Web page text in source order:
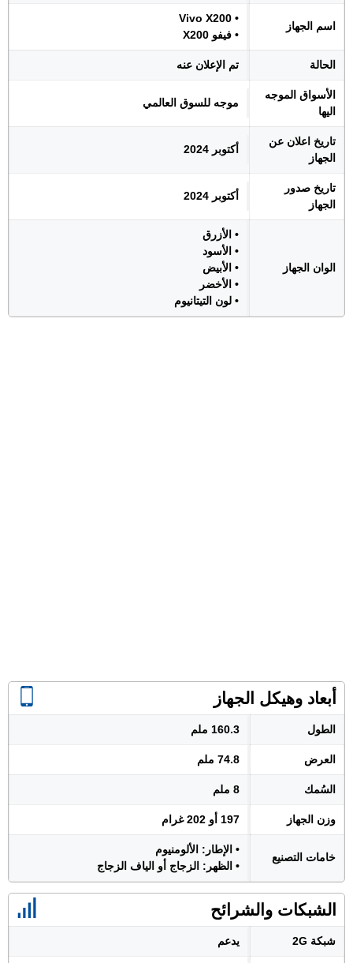
اسم الجهاز
• Vivo X200
• فيفو X200
الحالة تم الإعلان عنه
الأسواق الموجه
اليها
موجه للسوق العالمي
تاريخ اعلان عن
الجهاز
أكتوبر 2024
تاريخ صدور
الجهاز
أكتوبر 2024
الوان الجهاز
• الأزرق
• الأسود
• الأبيض
• الأخضر
• لون التيتانيوم
أبعاد وهيكل الجهاز
الطول 160.3 ملم
العرض 74.8 ملم
السُمك 8 ملم
وزن الجهاز 197 أو 202 غرام
خامات التصنيع
• الإطار: الألومنيوم
• الظهر: الزجاج أو الياف الزجاج
الشبكات والشرائح
شبكة 2G يدعم